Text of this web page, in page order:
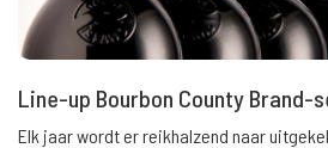
Line-up Bourbon County Brand-
Elk jaar wordt er reikhalzend naar